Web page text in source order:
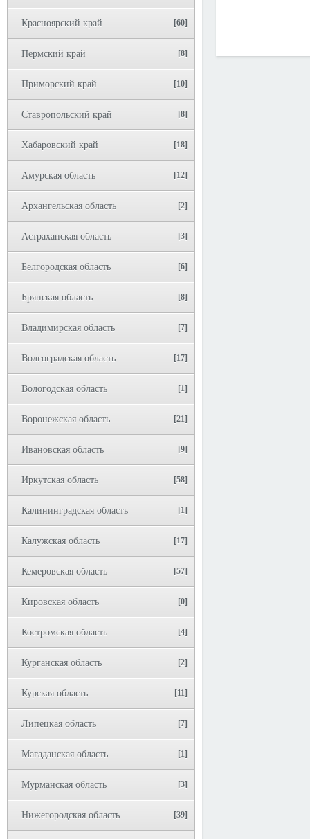
Красноярский край [60]
Пермский край [8]
Приморский край [10]
Ставропольский край [8]
Хабаровский край [18]
Амурская область [12]
Архангельская область [2]
Астраханская область [3]
Белгородская область [6]
Брянская область [8]
Владимирская область [7]
Волгоградская область [17]
Вологодская область [1]
Воронежская область [21]
Ивановская область [9]
Иркутская область [58]
Калининградская область [1]
Калужская область [17]
Кемеровская область [57]
Кировская область [0]
Костромская область [4]
Курганская область [2]
Курская область [11]
Липецкая область [7]
Магаданская область [1]
Мурманская область [3]
Нижегородская область [39]